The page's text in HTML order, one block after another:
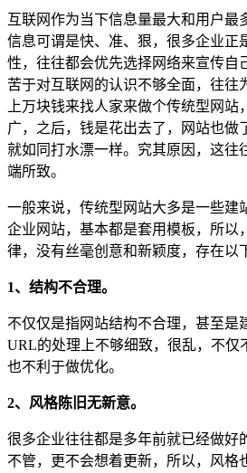
互联网作为当下信息量最大和用户最
信息可谓是快、准、狠，很多企业正
性，往往都会优先选择网络来宣传自
苦于对互联网的认识不够全面，往往
上万块钱来找人家来做个传统型网站
广，之后，钱是花出去了，网站也做
就如同打水漂一样。究其原因，这往
端所致。
一般来说，传统型网站大多是一些建
企业网站，基本都是套用模板，所以
律，没有丝毫创意和新颖度，存在以
1、结构不合理。
不仅仅是指网站结构不合理，甚至是
URL的处理上不够细致，很乱，不仅
也不利于做优化。
2、风格陈旧无新意。
很多企业往往都是多年前就已经做好
不管，更不会想着更新，所以，风格